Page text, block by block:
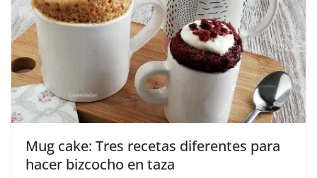
Mug cake: Tres recetas diferentes para
hacer bizcocho en taza